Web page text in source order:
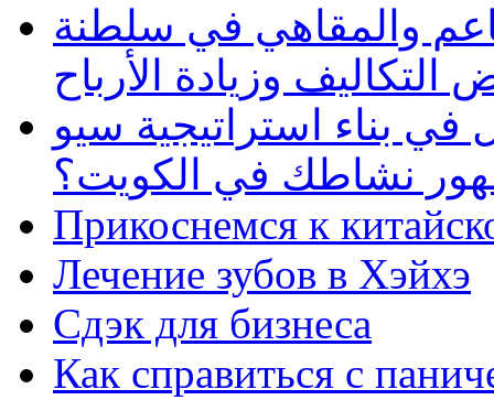
والمقاهي في سلطنة
وزيادة الأرباح
بناء استراتيجية سيو
نشاطك في الكويت؟
Прикоснемся к
Лечение зубов в Хэйхэ
Сдэк для бизнеса
Как справиться с